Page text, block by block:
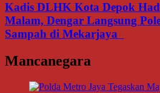
Kadis DLHK Kota Depok
Malam, Dengar Langsung
Sampah di Mekarjaya
Mancanegara